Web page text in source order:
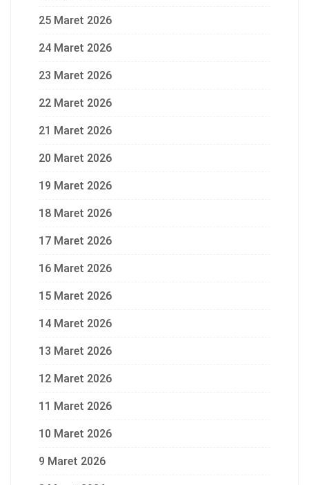
25 Maret 2026
24 Maret 2026
23 Maret 2026
22 Maret 2026
21 Maret 2026
20 Maret 2026
19 Maret 2026
18 Maret 2026
17 Maret 2026
16 Maret 2026
15 Maret 2026
14 Maret 2026
13 Maret 2026
12 Maret 2026
11 Maret 2026
10 Maret 2026
9 Maret 2026